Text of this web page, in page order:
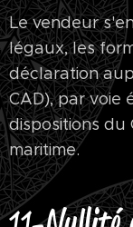
Le vendeur
légaux, les
déclaration
CAD), par voie
dispositions
maritime.